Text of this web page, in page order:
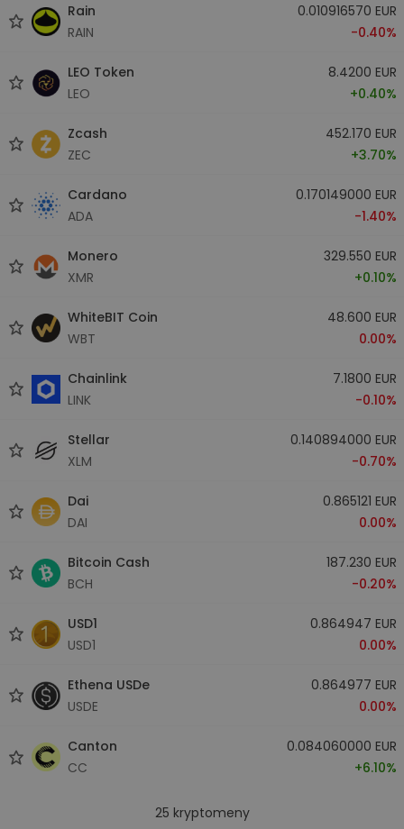
Rain
RAIN
0.010916570 EUR
-0.40%
LEO Token
LEO
8.4200 EUR
+0.40%
Zcash
ZEC
452.170 EUR
+3.70%
Cardano
ADA
0.170149000 EUR
-1.40%
Monero
XMR
329.550 EUR
+0.10%
WhiteBIT Coin
WBT
48.600 EUR
0.00%
Chainlink
LINK
7.1800 EUR
-0.10%
Stellar
XLM
0.140894000 EUR
-0.70%
Dai
DAI
0.865121 EUR
0.00%
Bitcoin Cash
BCH
187.230 EUR
-0.20%
USD1
USD1
0.864947 EUR
0.00%
Ethena USDe
USDE
0.864977 EUR
0.00%
Canton
CC
0.084060000 EUR
+6.10%
25 kryptomeny